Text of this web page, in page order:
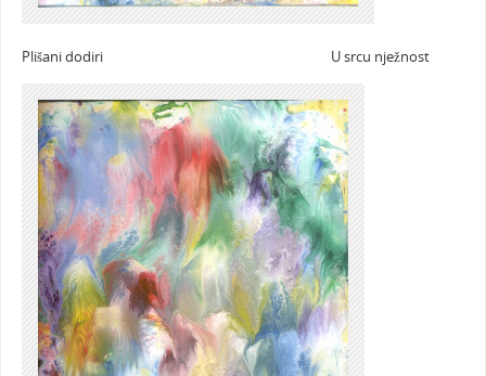
Plišani dodiri U srcu nježnost